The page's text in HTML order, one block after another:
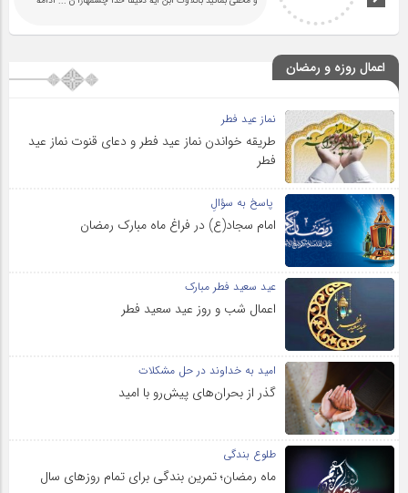
اعمال روزه و رمضان
نماز عید فطر
طریقه خواندن نماز عید فطر و دعای قنوت نماز عید
فطر
پاسخ به سؤالِ
امام سجاد(ع) در فراغ ماه مبارک رمضان
عید سعید فطر مبارک
اعمال شب و روز عید سعید فطر
امید به خداوند در حل مشکلات
گذر از بحران‌های پیش‌رو با امید
طلوع بندگی
ماه رمضان؛ تمرین بندگی برای تمام روزهای سال